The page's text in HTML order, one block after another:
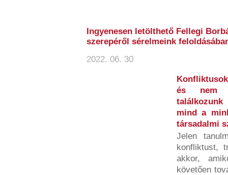
Ingyenesen letölthető Fellegi
szerepéről sérelmeink
2022. 06. 30
és nem
találkozunk
mind a
társadalmi
Jelen
konfliktust,
akkor,
követően